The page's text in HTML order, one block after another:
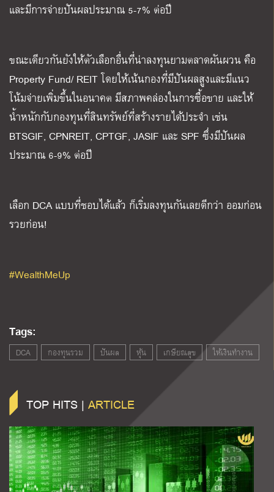
และมีการจ่ายปันผลประมาณ 5-7% ต่อปี
ขณะเดียวกันยังให้ตัวเลือกอื่นที่น่าลงทุนยามตลาดผันผวน คือ
Property Fund/ REIT โดยให้เน้นกองที่มีปันผลสูงและมีแนว
โน้มจ่ายเพิ่มขึ้นในอนาคต มีสภาพคล่องในการซื้อขาย และให้
น้ำหนักกับกองทุนที่สินทรัพย์ที่สร้างรายได้ประจำ เช่น
BTSGIF, CPNREIT, CPTGF, JASIF และ SPF ซึ่งมีปันผล
ประมาณ 6-9% ต่อปี
เลือก DCA แบบที่ชอบได้แล้ว ก็เริ่มลงทุนกันเลยดีกว่า ออมก่อน
รวยก่อน!
#WealthMeUp
Tags:
DCA กองทุนรวม ปันผล หุ้น เกษียณสุข ให้เงินทำงาน
TOP HITS | ARTICLE